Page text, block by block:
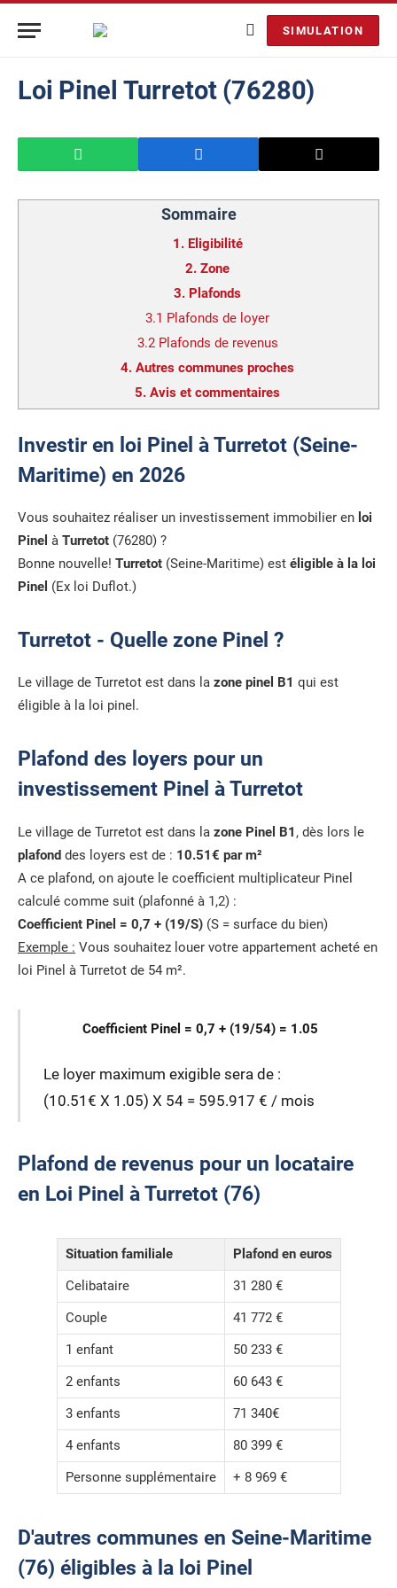
SIMULATION
Loi Pinel Turretot (76280)
Sommaire
1. Eligibilité
2. Zone
3. Plafonds
3.1 Plafonds de loyer
3.2 Plafonds de revenus
4. Autres communes proches
5. Avis et commentaires
Investir en loi Pinel à Turretot (Seine-
Maritime) en 2026
Vous souhaitez réaliser un investissement immobilier en loi
Pinel à Turretot (76280) ?
Bonne nouvelle! Turretot (Seine-Maritime) est éligible à la loi
Pinel (Ex loi Duflot.)
Turretot - Quelle zone Pinel ?
Le village de Turretot est dans la zone pinel B1 qui est
éligible à la loi pinel.
Plafond des loyers pour un
investissement Pinel à Turretot
Le village de Turretot est dans la zone Pinel B1 , dès lors le
plafond des loyers est de : 10.51€ par m²
A ce plafond, on ajoute le coefficient multiplicateur Pinel
calculé comme suit (plafonné à 1,2) :
Coefficient Pinel = 0,7 + (19/S) (S = surface du bien)
Exemple : Vous souhaitez louer votre appartement acheté en
loi Pinel à Turretot de 54 m².
Coefficient Pinel = 0,7 + (19/54) = 1.05
Le loyer maximum exigible sera de :
(10.51€ X 1.05) X 54 = 595.917 € / mois
Plafond de revenus pour un locataire
en Loi Pinel à Turretot (76)
Situation familiale
Plafond en euros
Celibataire
31 280 €
Couple
41 772 €
1 enfant
50 233 €
2 enfants
60 643 €
3 enfants
71 340€
4 enfants
80 399 €
Personne supplémentaire
+ 8 969 €
D'autres communes en Seine-Maritime
(76) éligibles à la loi Pinel